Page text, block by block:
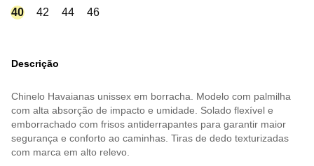
40
42 44 46
Descrição
Chinelo Havaianas unissex em borracha. Modelo com palmilha
com alta absorção de impacto e umidade. Solado flexível e
emborrachado com frisos antiderrapantes para garantir maior
segurança e conforto ao caminhas. Tiras de dedo texturizadas
com marca em alto relevo.